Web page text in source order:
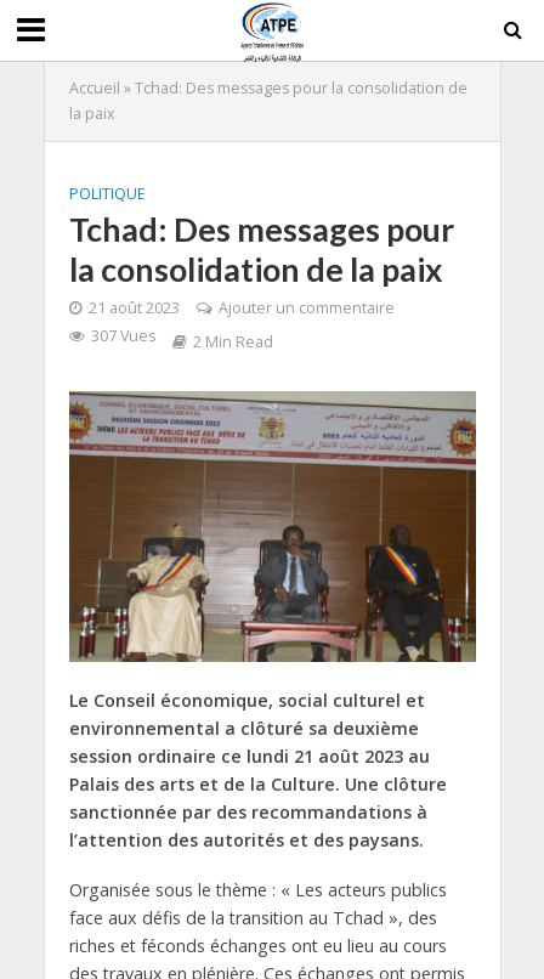
Accueil »Tchad: Des messages pour la consolidation de
la paix
POLITIQUE
Tchad: Des messages pour
la consolidation de la paix
21 août 2023
Ajouter un commentaire
307 Vues
2 Min Read
Le Conseil économique, social culturel et
environnemental a clôturé sa deuxième
session ordinaire ce lundi 21 août 2023 au
Palais des arts et de la Culture. Une clôture
sanctionnée par des recommandations à
l’attention des autorités et des paysans.
Organisée sous le thème : « Les acteurs publics
face aux défis de la transition au Tchad », des
riches et féconds échanges ont eu lieu au cours
des travaux en plénière. Ces échanges ont permis